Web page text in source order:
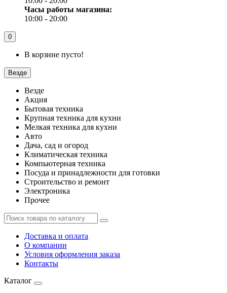
Часы работы магазина:
10:00 - 20:00
0
В корзине пусто!
Везде
Везде
Акция
Бытовая техника
Крупная техника для кухни
Мелкая техника для кухни
Авто
Дача, сад и огород
Климатическая техника
Компьютерная техника
Посуда и принадлежности для готовки
Строительство и ремонт
Электроника
Прочее
Доставка и оплата
О компании
Условия оформления заказа
Контакты
Каталог